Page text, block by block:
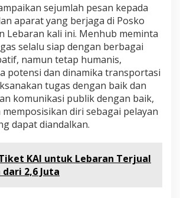
sejumlah pesan kepada
aparat yang berjaga di Posko
Lebaran kali ini. Menhub meminta
selalu siap dengan berbagai
namun tetap humanis,
potensi dan dinamika transportasi
tugas dengan baik dan
komunikasi publik dengan baik,
diri sebagai pelayan
dapat diandalkan.
KAI untuk Lebaran Terjual
2,6 Juta